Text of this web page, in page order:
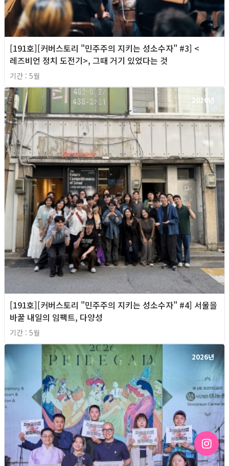
[191호][커버스토리 "민주주의 지키는 성소수자" #3] <
레즈비언 정치 도전기>, 그때 거기 있었다는 것
기간 : 5월
2026년
[191호][커버스토리 "민주주의 지키는 성소수자" #4] 서울을
바꿀 내일의 임팩트, 다양성
기간 : 5월
2026년